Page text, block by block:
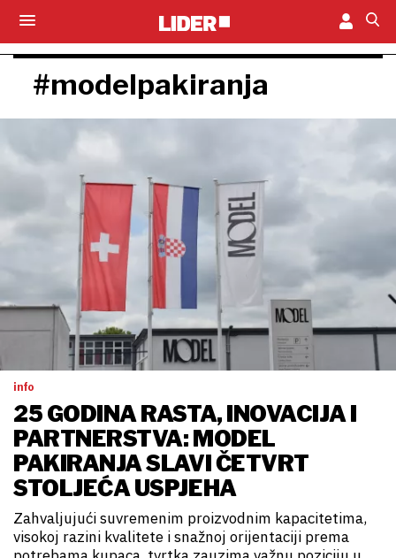
#modelpakiranja
info
25 GODINA RASTA, INOVACIJA I
PARTNERSTVA: MODEL
PAKIRANJA SLAVI ČETVRT
STOLJEĆA USPJEHA
Zahvaljujući suvremenim proizvodnim kapacitetima,
visokoj razini kvalitete i snažnoj orijentaciji prema